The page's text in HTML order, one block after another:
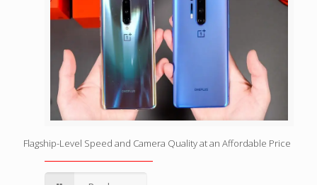
Flagship-Level Speed and Camera Quality at an Affordable Price